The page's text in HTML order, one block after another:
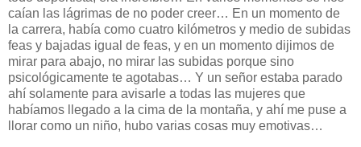
caían las lágrimas de no poder creer… En un momento de
la carrera, había como cuatro kilómetros y medio de subidas
feas y bajadas igual de feas, y en un momento dijimos de
mirar para abajo, no mirar las subidas porque sino
psicológicamente te agotabas… Y un señor estaba parado
ahí solamente para avisarle a todas las mujeres que
habíamos llegado a la cima de la montaña, y ahí me puse a
llorar como un niño, hubo varias cosas muy emotivas…